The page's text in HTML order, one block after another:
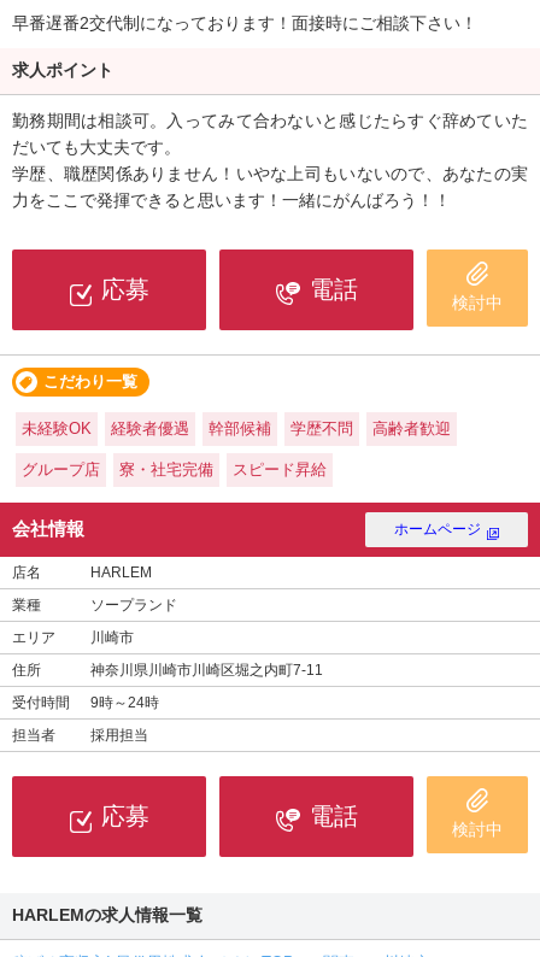
早番遅番2交代制になっております！面接時にご相談下さい！
求人ポイント
勤務期間は相談可。入ってみて合わないと感じたらすぐ辞めていた
だいても大丈夫です。
学歴、職歴関係ありません！いやな上司もいないので、あなたの実
力をここで発揮できると思います！一緒にがんばろう！！
応募 電話 検討中
こだわり一覧
未経験OK 経験者優遇 幹部候補 学歴不問 高齢者歓迎
グループ店 寮・社宅完備 スピード昇給
会社情報 ホームページ
店名
HARLEM
業種
ソープランド
エリア
川崎市
住所
神奈川県川崎市川崎区堀之内町7-11
受付時間
9時～24時
担当者
採用担当
応募 電話 検討中
HARLEMの求人情報一覧